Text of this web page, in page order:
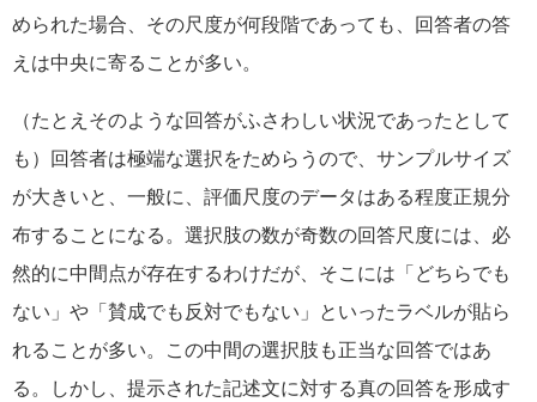
められた場合、その尺度が何段階であっても、回答者の答
えは中央に寄ることが多い。
（たとえそのような回答がふさわしい状況であったとして
も）回答者は極端な選択をためらうので、サンプルサイズ
が大きいと、一般に、評価尺度のデータはある程度正規分
布することになる。選択肢の数が奇数の回答尺度には、必
然的に中間点が存在するわけだが、そこには「どちらでも
ない」や「賛成でも反対でもない」といったラベルが貼ら
れることが多い。この中間の選択肢も正当な回答ではあ
る。しかし、提示された記述文に対する真の回答を形成す